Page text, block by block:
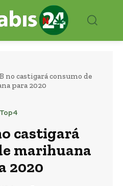
no castigará consumo de
para 2020
Top4
castigará
marihuana
2020